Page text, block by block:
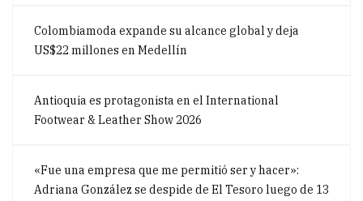
Colombiamoda expande su alcance global y deja
US$22 millones en Medellín
Antioquia es protagonista en el International
Footwear & Leather Show 2026
«Fue una empresa que me permitió ser y hacer»:
Adriana González se despide de El Tesoro luego de 13